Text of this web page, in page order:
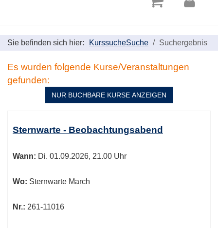
Sie befinden sich hier: KurssucheSuche Suchergebnis
Es wurden folgende Kurse/Veranstaltungen
gefunden:
NUR BUCHBARE KURSE ANZEIGEN
Tabellenüberschriften
können
werden.
Sternwarte - Beobachtungsabend
Wann: Di. 01.09.2026, 21.00 Uhr
Wo: Sternwarte March
Nr.: 261-11016